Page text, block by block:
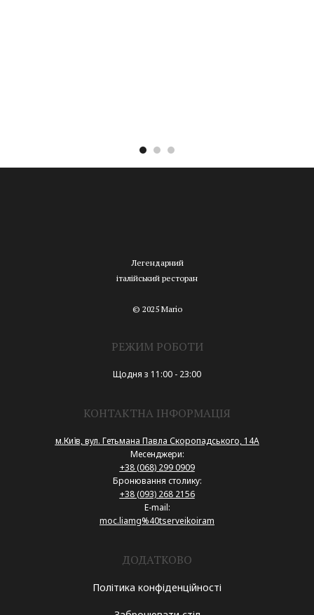
Легендарний
італійський ресторан
© 2025 Mario
РЕЖИМ РОБОТИ
Щодня з 11:00 - 23:00
КОНТАКТНА ІНФОРМАЦІЯ
м.Київ, вул. Гетьмана Павла Скоропадського, 14А
Месенджери:
+38 (068) 299 0909
Бронювання столику:
+38 (093) 268 2156
E-mail:
moc.liamg%40tserveikoiram
ДОДАТКОВО
Політика конфіденційності